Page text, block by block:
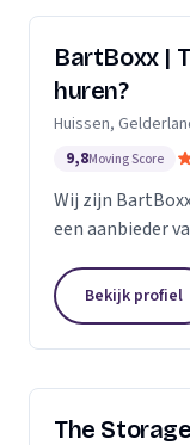
BartBoxx |
huren?
Huissen,
9,8Moving Score
Wij zijn
een aanbieder
Bekijk profiel
The